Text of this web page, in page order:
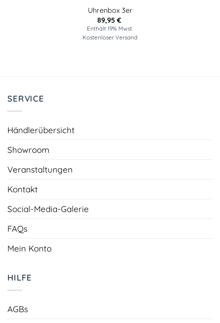
Uhrenbox 3er
89,95 €
Enthält 19% Mwst.
Kostenloser Versand
SERVICE
Händlerübersicht
Showroom
Veranstaltungen
Kontakt
Social-Media-Galerie
FAQs
Mein Konto
HILFE
AGBs